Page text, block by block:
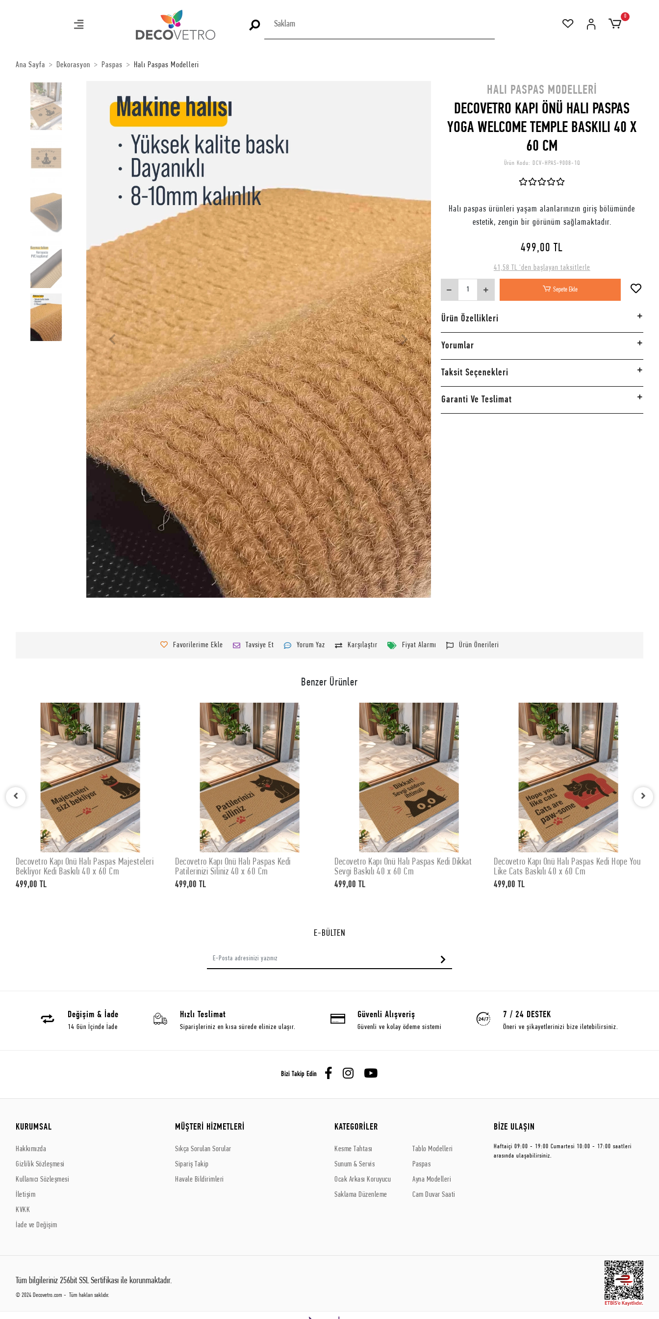
0
Ana Sayfa Dekorasyon Paspas Halı Paspas Modelleri
HALI PASPAS MODELLERI
DECOVETRO KAPI ÖNÜ HALI PASPAS
YOGA WELCOME TEMPLE BASKILI 40 X
60 CM
Ürün Kodu: DCV-HPAS-9008-1Q
Halı paspas ürünleri yaşam alanlarınızın giriş bölümünde
estetik, zengin bir görünüm sağlamaktadır.
499,00 TL
41,58 TL 'den başlayan taksitlerle
Sepete Ekle
Ürün Özellikleri
Yorumlar
Taksit Seçenekleri
Garanti Ve Teslimat
Favorilerime Ekle Tavsiye Et Yorum Yaz Karşılaştır Fiyat Alarmı Ürün Önerileri
Benzer Ürünler
SEPETE EKLE
Decovetro Kapı Önü Halı Paspas Kedi
Patilerinizi Siliniz 40 x 60 Cm
499,00 TL
SEPETE EKLE
Decovetro Kapı Önü Halı Paspas Kedi Dikkat
Sevgi Baskılı 40 x 60 Cm
499,00 TL
SEPETE EKLE
Decovetro Kapı Önü Halı Paspas Kedi Hope You
Like Cats Baskılı 40 x 60 Cm
499,00 TL
SEPETE EKLE
Decovetro Kapı Önü Halı Paspas Yoga
Meditasyon Figür Baskılı 40 x 60 Cm
499,00 TL
E-BÜLTEN
Değişim & İade
14 Gün İçinde İade
Hızlı Teslimat
Siparişleriniz en kısa sürede elinize ulaşır.
Güvenli Alışveriş
Güvenli ve kolay ödeme sistemi
7 / 24 DESTEK
Öneri ve şikayetlerinizi bize iletebilirsiniz.
Bizi Takip Edin
KURUMSAL
Hakkımızda
Gizlilik Sözleşmesi
Kullanıcı Sözleşmesi
İletişim
KVKK
İade ve Değişim
MÜŞTERİ HİZMETLERİ
Sıkça Sorulan Sorular
Sipariş Takip
Havale Bildirimleri
KATEGORİLER
Kesme Tahtası
Sunum & Servis
Ocak Arkası Koruyucu
Saklama Düzenleme
Tablo Modelleri
Paspas
Ayna Modelleri
Cam Duvar Saati
BİZE ULAŞIN
Haftaiçi 09:00 - 19:00 Cumartesi 10:00 - 17:00 saatleri
arasında ulaşabilirsiniz.
Tüm bilgileriniz 256bit SSL Sertifikası ile korunmaktadır.
© 2024 Decovetro.com - Tüm hakları saklıdır.